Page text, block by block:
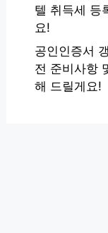
텔 취득세 등
요!
공인인증서
전 준비사항
해 드릴게요!